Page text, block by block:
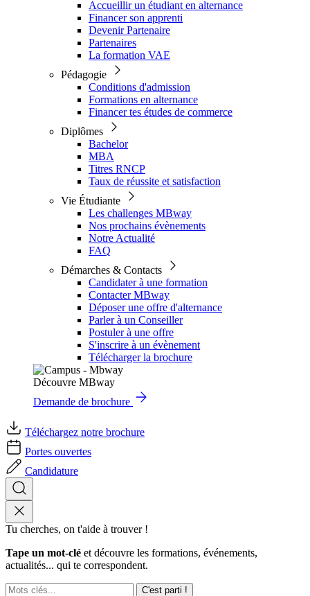
Accueillir un étudiant en alternance
Financer son apprenti
Devenir Partenaire
Partenaires
La formation VAE
Pédagogie
Conditions d'admission
Formations en alternance
Financer tes études de commerce
Diplômes
Bachelor
MBA
Titres RNCP
Taux de réussite et satisfaction
Vie Étudiante
Les challenges MBway
Nos prochains évènements
Notre Actualité
FAQ
Démarches & Contacts
Candidater à une formation
Contacter MBway
Déposer une offre d'alternance
Parler à un Conseiller
Postuler à une offre
S'inscrire à un évènement
Télécharger la brochure
Découvre MBway
Demande de brochure
Téléchargez notre brochure
Portes ouvertes
Candidature
Tu cherches, on t'aide à trouver !
Tape un mot-clé et découvre les formations, événements,
actualités... qui te correspondent.
C'est parti !